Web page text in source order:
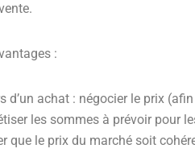
:
d’un achat : négocier le prix
les sommes à prévoir pour
que le prix du marché soit